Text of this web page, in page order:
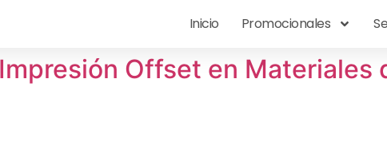
Inicio Promocionales
Offset en Materiales